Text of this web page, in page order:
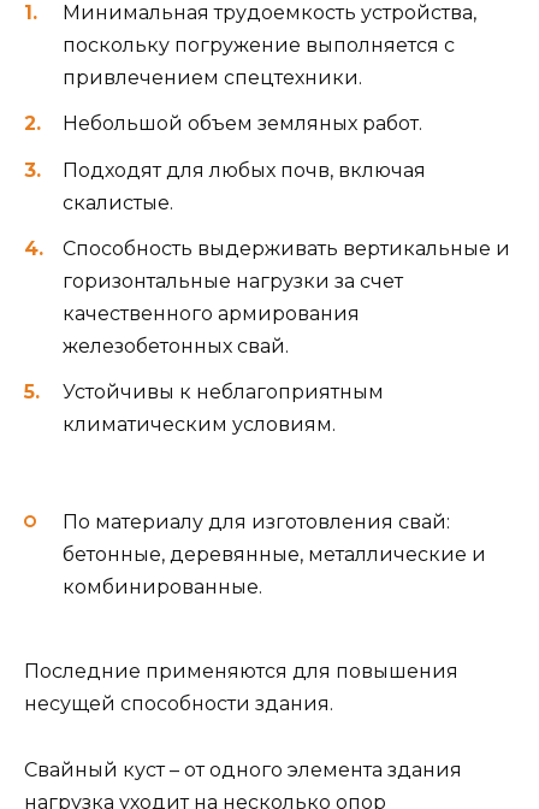
Минимальная трудоемкость устройства,
поскольку погружение выполняется с
привлечением спецтехники.
Небольшой объем земляных работ.
Подходят для любых почв, включая
скалистые.
Способность выдерживать вертикальные и
горизонтальные нагрузки за счет
качественного армирования
железобетонных свай.
Устойчивы к неблагоприятным
климатическим условиям.
По материалу для изготовления свай:
бетонные, деревянные, металлические и
комбинированные.
Последние применяются для повышения
несущей способности здания.
Свайный куст – от одного элемента здания
нагрузка уходит на несколько опор